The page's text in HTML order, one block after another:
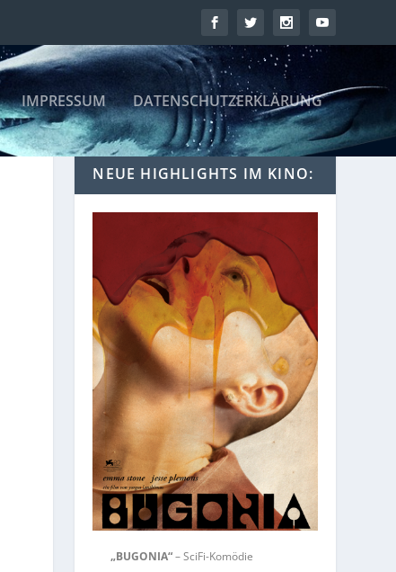
IMPRESSUM DATENSCHUTZERKLÄRUNG
NEUE HIGHLIGHTS IM KINO:
„BUGONIA“– SciFi-Komödie